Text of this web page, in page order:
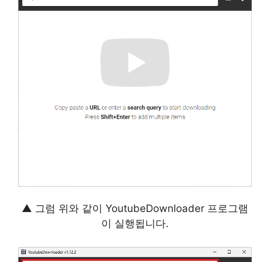
▲ 그럼 위와 같이 YoutubeDownloader 프로그램
이 실행됩니다.